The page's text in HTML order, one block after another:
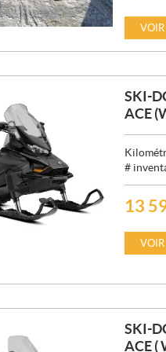
X
:
VOIR
SKI-
ACE
#
P
X
13
VOIR
SKI-
ACE (